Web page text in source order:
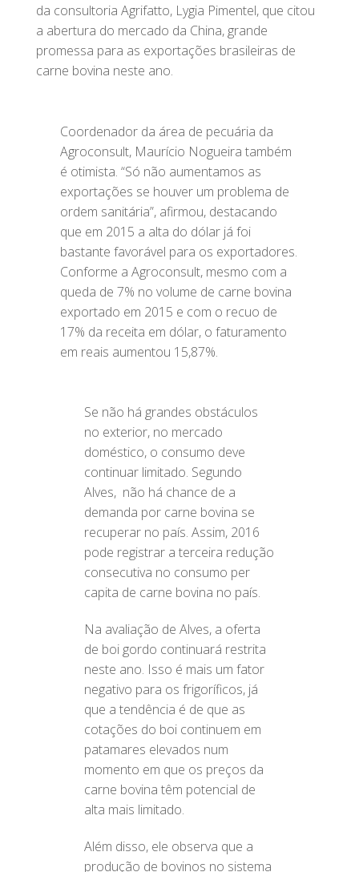
da consultoria Agrifatto, Lygia Pimentel, que citou
a abertura do mercado da China, grande
promessa para as exportações brasileiras de
carne bovina neste ano.
Coordenador da área de pecuária da
Agroconsult, Maurício Nogueira também
é otimista. “Só não aumentamos as
exportações se houver um problema de
ordem sanitária”, afirmou, destacando
que em 2015 a alta do dólar já foi
bastante favorável para os exportadores.
Conforme a Agroconsult, mesmo com a
queda de 7% no volume de carne bovina
exportado em 2015 e com o recuo de
17% da receita em dólar, o faturamento
em reais aumentou 15,87%.
Se não há grandes obstáculos
no exterior, no mercado
doméstico, o consumo deve
continuar limitado. Segundo
Alves, não há chance de a
demanda por carne bovina se
recuperar no país. Assim, 2016
pode registrar a terceira redução
consecutiva no consumo per
capita de carne bovina no país.
Na avaliação de Alves, a oferta
de boi gordo continuará restrita
neste ano. Isso é mais um fator
negativo para os frigoríficos, já
que a tendência é de que as
cotações do boi continuem em
patamares elevados num
momento em que os preços da
carne bovina têm potencial de
alta mais limitado.
Além disso, ele observa que a
produção de bovinos no sistema